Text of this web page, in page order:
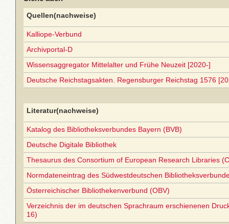
Quellen(nachweise)
Kalliope-Verbund
Archivportal-D
Wissensaggregator Mittelalter und Frühe Neuzeit [2020-]
Deutsche Reichstagsakten. Regensburger Reichstag 1576
Literatur(nachweise)
Katalog des Bibliotheksverbundes Bayern (BVB)
Deutsche Digitale Bibliothek
Thesaurus des Consortium of European Research Libraries
Normdateneintrag des Südwestdeutschen
Österreichischer Bibliothekenverbund (OBV)
Verzeichnis der im deutschen Sprachraum erschienenen
16)